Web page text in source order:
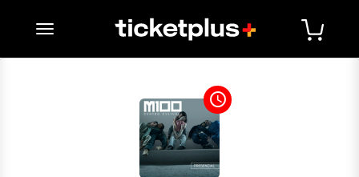
desplegar navegación
access_time